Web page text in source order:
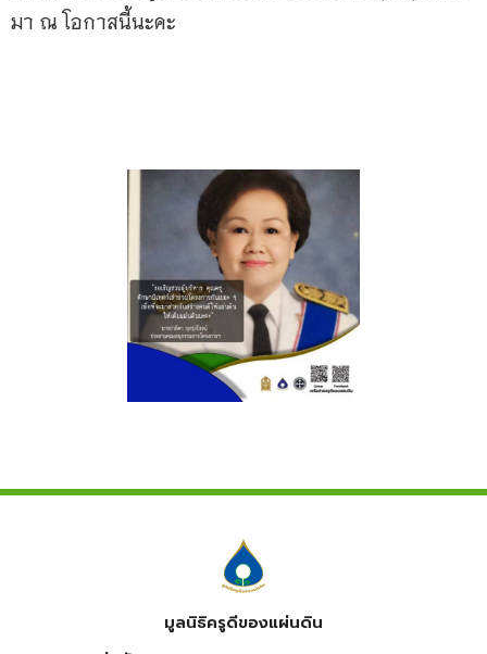
มา ณ โอกาสนี้นะคะ
มูลนิธิครูดีของแผ่นดิน